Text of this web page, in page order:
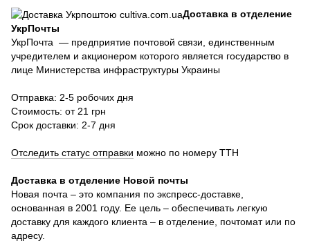
Доставка в отделение
УкрПочты
УкрПочта — предприятие почтовой связи, единственным
учредителем и акционером которого является государство в
лице Министерства инфраструктуры Украины
Отправка: 2-5 робочих дня
Стоимость: от 21 грн
Срок доставки: 2-7 дня
Отследить статус отправки можно по номеру ТТН
Доставка в отделение Новой почты
Новая почта – это компания по экспресс-доставке,
основанная в 2001 году. Ее цель – обеспечивать легкую
доставку для каждого клиента – в отделение, почтомат или по
адресу.